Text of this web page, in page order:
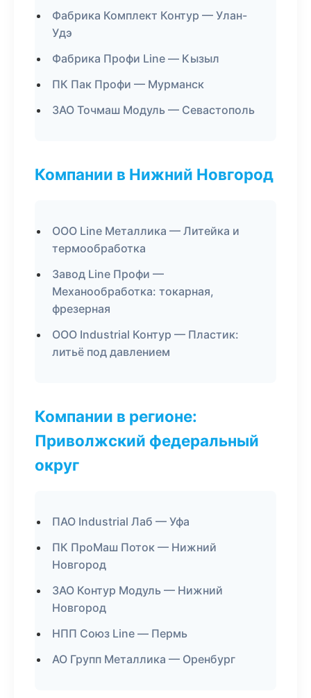
Фабрика Комплект Контур — Улан-
Удэ
Фабрика Профи Line — Кызыл
ПК Пак Профи — Мурманск
ЗАО Точмаш Модуль — Севастополь
Компании в Нижний Новгород
ООО Line Металлика — Литейка и
термообработка
Завод Line Профи —
Механообработка: токарная,
фрезерная
ООО Industrial Контур — Пластик:
литьё под давлением
Компании в регионе:
Приволжский федеральный
округ
ПАО Industrial Лаб — Уфа
ПК ПроМаш Поток — Нижний
Новгород
ЗАО Контур Модуль — Нижний
Новгород
НПП Союз Line — Пермь
АО Групп Металлика — Оренбург